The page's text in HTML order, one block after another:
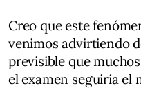
Creo que este
venimos advirtiendo
previsible que
el examen seguiría el